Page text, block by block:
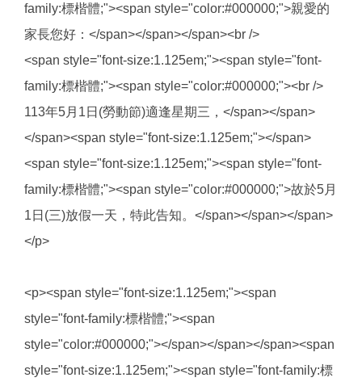
family:標楷體;"><span style="color:#000000;">親愛的
家長您好：</span></span></span><br />
<span style="font-size:1.125em;"><span style="font-
family:標楷體;"><span style="color:#000000;"><br />
113年5月1日(勞動節)適逢星期三，</span></span>
</span><span style="font-size:1.125em;"></span>
<span style="font-size:1.125em;"><span style="font-
family:標楷體;"><span style="color:#000000;">故於5月
1日(三)放假一天，特此告知。</span></span></span>
</p>
<p><span style="font-size:1.125em;"><span
style="font-family:標楷體;"><span
style="color:#000000;"></span></span></span><span
style="font-size:1.125em;"><span style="font-family:標